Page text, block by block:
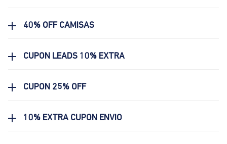
40% OFF CAMISAS
CUPON LEADS 10% EXTRA
CUPON 25% OFF
10% EXTRA CUPON ENVIO